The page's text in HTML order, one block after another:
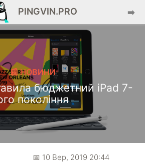
PINGVIN.PRO ➡️
📰 НОВИНИ
бюджетний iPad 7-
покоління
📅 10 Вер, 2019 20:44